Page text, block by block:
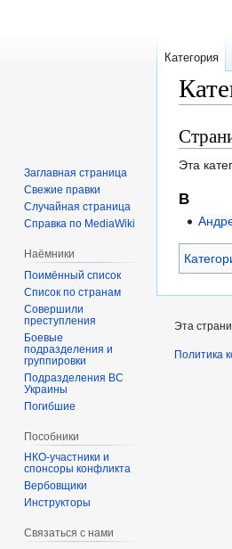
Перейти
к
Перейти
к
поиску
Эта
В
Категория
Заглавная страница
Свежие правки
Случайная страница
Справка по MediaWiki
Наёмники
Поимённый список
Список по странам
Совершили
преступления
Боевые
подразделения и
группировки
Подразделения ВС
Украины
Погибшие
Пособники
спонсоры конфликта
‏‎Вербовщики
Инструкторы
Связаться с нами
Эта
Политика